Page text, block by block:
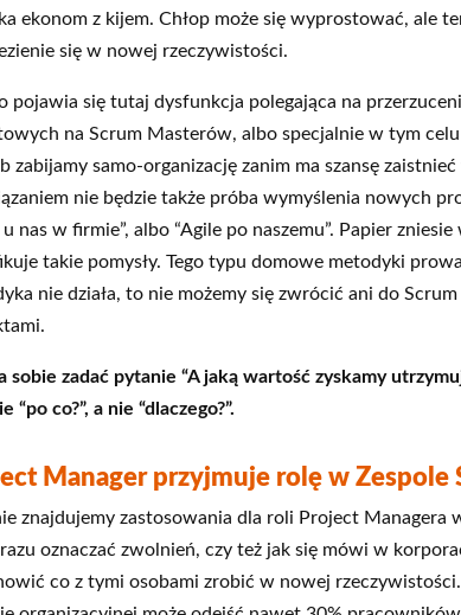
ekonom z kijem. Chłop może się wyprostować, ale
się w nowej rzeczywistości.
pojawia się tutaj dysfunkcja polegająca na
na Scrum Masterów, albo specjalnie w tym
zabijamy samo-organizację zanim ma szansę
nie będzie także próba wymyślenia nowych
u nas w firmie”, albo “Agile po naszemu”. Papier
takie pomysły. Tego typu domowe metodyki
nie działa, to nie możemy się zwrócić ani do
sobie zadać pytanie “A jaką wartość zyskamy
“po co?”, a nie “dlaczego?”.
Manager przyjmuje rolę w Zespole
znajdujemy zastosowania dla roli Project Managera
oznaczać zwolnień, czy też jak się mówi w
co z tymi osobami zrobić w nowej